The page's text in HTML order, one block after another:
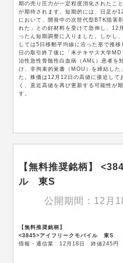
期の売り圧力が一定程度消化されたこ
が期待されます。短期的には、日足が
において、開発中の次世代型BTK阻害
れた」との好材料を受けて急伸し、12
ったん短期調整に入りました。しかし
しては5日移動平均線に沿った形で推
日の取引終了後に「米テキサス大学
治性急性骨髄性白血病（AML）患者を
け、非拘束的覚書（MOU）を締結した
た。株価は12月12日の高値に接近して
く、直近高値を再び更新する可能性が
す。
【無料推奨銘柄】
ル 東S
公開期間：12月
【無料推奨銘柄】
<3845>アイフリークモバイル 東S
情報・通信業 12月18日 終値245円